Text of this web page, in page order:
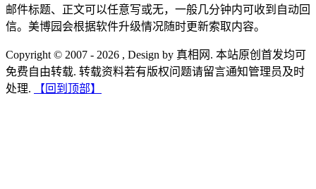
邮件标题、正文可以任意写或无，一般几分钟内可收到自动回
信。美博园会根据软件升级情况随时更新索取内容。
Copyright © 2007 - 2026 , Design by 真相网. 本站原创首发均可
免费自由转载. 转载资料若有版权问题请留言通知管理员及时
处理.
【回到顶部】